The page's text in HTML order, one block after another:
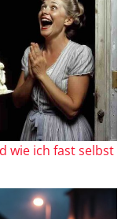
wie ich fast selbst